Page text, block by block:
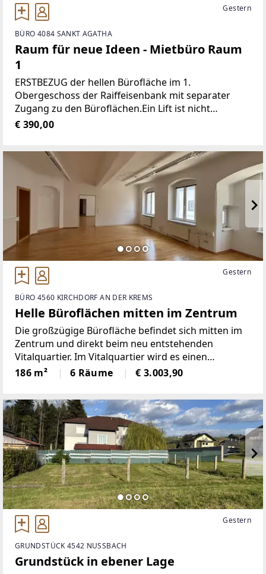
Gestern
BÜRO 4084 SANKT AGATHA
Raum für neue Ideen - Mietbüro Raum
1
ERSTBEZUG der hellen Bürofläche im 1.
Obergeschoss der Raiffeisenbank mit separater
Zugang zu den Büroflächen.Ein Lift ist nicht
vorhanden!Jedes Büro ist mit einem Schließsystem
€ 390,00
Gestern
BÜRO 4560 KIRCHDORF AN DER KREMS
Helle Büroflächen mitten im Zentrum
Die großzügige Bürofläche befindet sich mitten im
Zentrum und direkt beim neu entstehenden
Vitalquartier. Im Vitalquartier wird es einen
praktischen Arzt, Psychologen, Versicherungen und
ein Bistro geben.Ausreichend Parkplätze stehen
186 m² 6 Räume € 3.003,90
Gestern
GRUNDSTÜCK 4542 NUSSBACH
Grundstück in ebener Lage